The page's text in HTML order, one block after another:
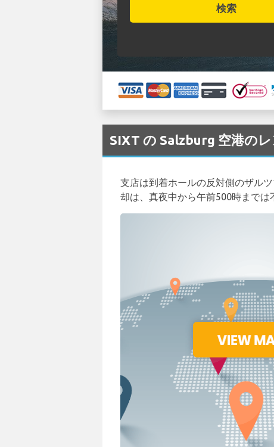
検索
SIXT の Salzburg 空港の
支店は到着ホールの反対側のザル
却は、真夜中から午前500時までは